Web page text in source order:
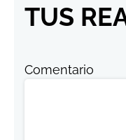
TUS
Comentario